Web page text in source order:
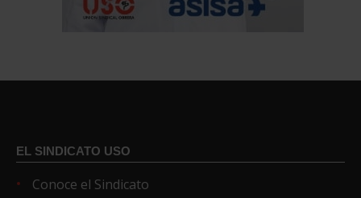
EL SINDICATO USO
Conoce el Sindicato